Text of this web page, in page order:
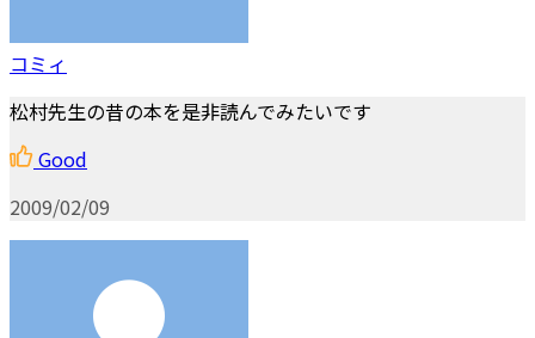
コミィ
松村先生の昔の本を是非読んでみたいです
Good
2009/02/09